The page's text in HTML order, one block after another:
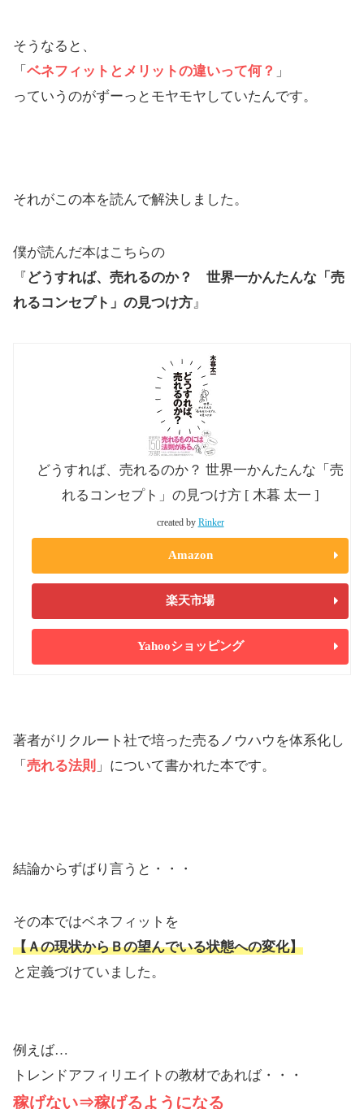
そうなると、
「 ベネフィットとメリットの違いって何？ 」
っていうのがずーっとモヤモヤしていたんです。
それがこの本を読んで解決しました。
僕が読んだ本はこちらの
『 どうすれば、売れるのか？ 世界一かんたんな「売
れるコンセプト」の見つけ方 』
どうすれば、売れるのか？ 世界一かんたんな「売
れるコンセプト」の見つけ方 [ 木暮 太一 ]
created by Rinker
Amazon
楽天市場
Yahooショッピング
著者がリクルート社で培った売るノウハウを体系化し
「 売れる法則 」について書かれた本です。
結論からずばり言うと・・・
その本ではベネフィットを
【Ａの現状からＢの望んでいる状態への変化】
と定義づけていました。
例えば…
トレンドアフィリエイトの教材であれば・・・
稼げない⇒稼げるようになる